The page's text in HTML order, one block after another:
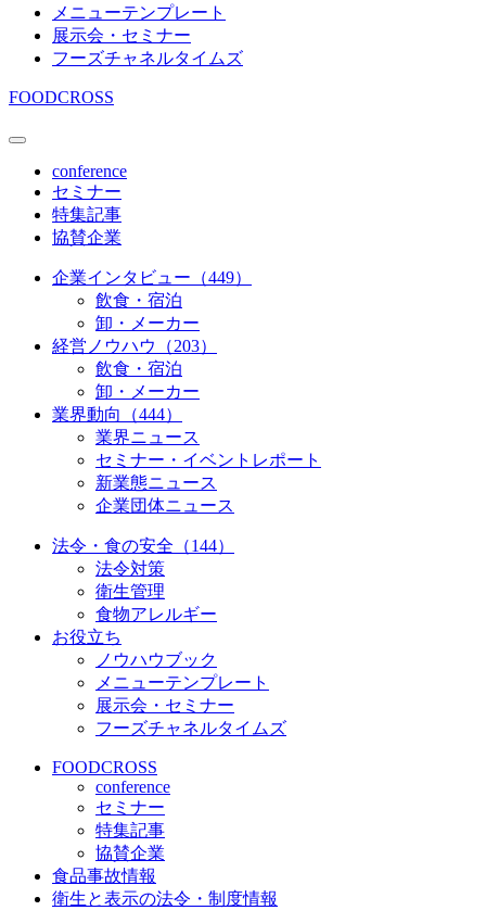
メニューテンプレート
展示会・セミナー
フーズチャネルタイムズ
FOODCROSS
conference
セミナー
特集記事
協賛企業
企業インタビュー（449）
飲食・宿泊
卸・メーカー
経営ノウハウ（203）
飲食・宿泊
卸・メーカー
業界動向（444）
業界ニュース
セミナー・イベントレポート
新業態ニュース
企業団体ニュース
法令・食の安全（144）
法令対策
衛生管理
食物アレルギー
お役立ち
ノウハウブック
メニューテンプレート
展示会・セミナー
フーズチャネルタイムズ
FOODCROSS
conference
セミナー
特集記事
協賛企業
食品事故情報
衛生と表示の法令・制度情報